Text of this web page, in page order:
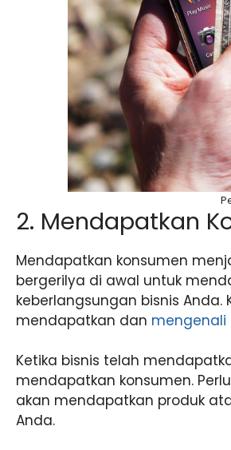
2. Mendapatkan
Mendapatkan konsumen
bergerilya di awal untuk
keberlangsungan bisnis
mendapatkan dan mengenali
Ketika bisnis telah
mendapatkan konsumen.
akan mendapatkan produk
Anda.